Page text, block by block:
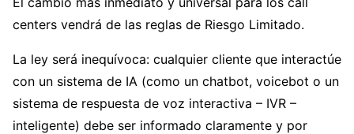
centers vendrá de las reglas de Riesgo Limitado.
La ley será inequívoca: cualquier cliente que interactúe
con un sistema de IA (como un chatbot, voicebot o un
sistema de respuesta de voz interactiva – IVR –
inteligente) debe ser informado claramente y por